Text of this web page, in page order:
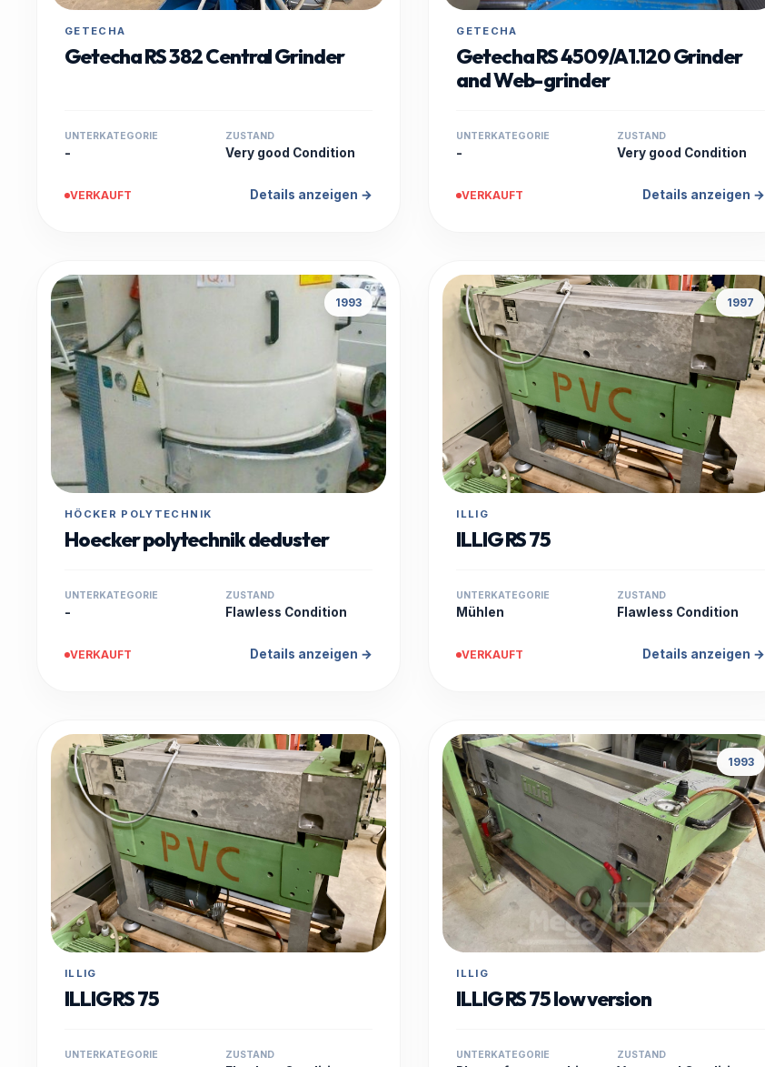
GETECHA
Getecha RS 382 Central Grinder
UNTERKATEGORIE
-
ZUSTAND
Very good Condition
VERKAUFT Details anzeigen →
GETECHA
Getecha RS 4509/A1.120 Grinder
and Web-grinder
UNTERKATEGORIE
-
ZUSTAND
Very good Condition
VERKAUFT Details anzeigen →
1993
HÖCKER POLYTECHNIK
Hoecker polytechnik deduster
UNTERKATEGORIE
-
ZUSTAND
Flawless Condition
VERKAUFT Details anzeigen →
1997
ILLIG
ILLIG RS 75
UNTERKATEGORIE
Mühlen
ZUSTAND
Flawless Condition
VERKAUFT Details anzeigen →
ILLIG
ILLIG RS 75
UNTERKATEGORIE ZUSTAND
1993
ILLIG
ILLIG RS 75 low version
UNTERKATEGORIE ZUSTAND